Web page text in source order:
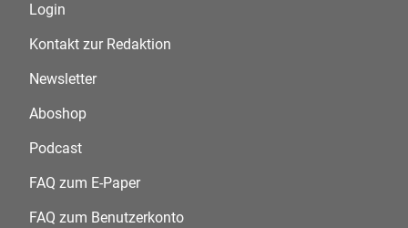
Login
Kontakt zur Redaktion
Newsletter
Aboshop
Podcast
FAQ zum E-Paper
FAQ zum Benutzerkonto